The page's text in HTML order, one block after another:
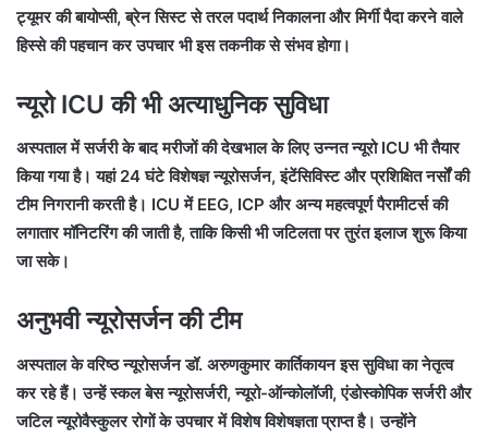
ट्यूमर की बायोप्सी, ब्रेन सिस्ट से तरल पदार्थ निकालना और मिर्गी पैदा करने वाले
हिस्से की पहचान कर उपचार भी इस तकनीक से संभव होगा।
न्यूरो ICU की भी अत्याधुनिक सुविधा
अस्पताल में सर्जरी के बाद मरीजों की देखभाल के लिए उन्नत न्यूरो ICU भी तैयार
किया गया है। यहां 24 घंटे विशेषज्ञ न्यूरोसर्जन, इंटेंसिविस्ट और प्रशिक्षित नर्सों की
टीम निगरानी करती है। ICU में EEG, ICP और अन्य महत्वपूर्ण पैरामीटर्स की
लगातार मॉनिटरिंग की जाती है, ताकि किसी भी जटिलता पर तुरंत इलाज शुरू किया
जा सके।
अनुभवी न्यूरोसर्जन की टीम
अस्पताल के वरिष्ठ न्यूरोसर्जन डॉ. अरुणकुमार कार्तिकायन इस सुविधा का नेतृत्व
कर रहे हैं। उन्हें स्कल बेस न्यूरोसर्जरी, न्यूरो-ऑन्कोलॉजी, एंडोस्कोपिक सर्जरी और
जटिल न्यूरोवैस्कुलर रोगों के उपचार में विशेष विशेषज्ञता प्राप्त है। उन्होंने